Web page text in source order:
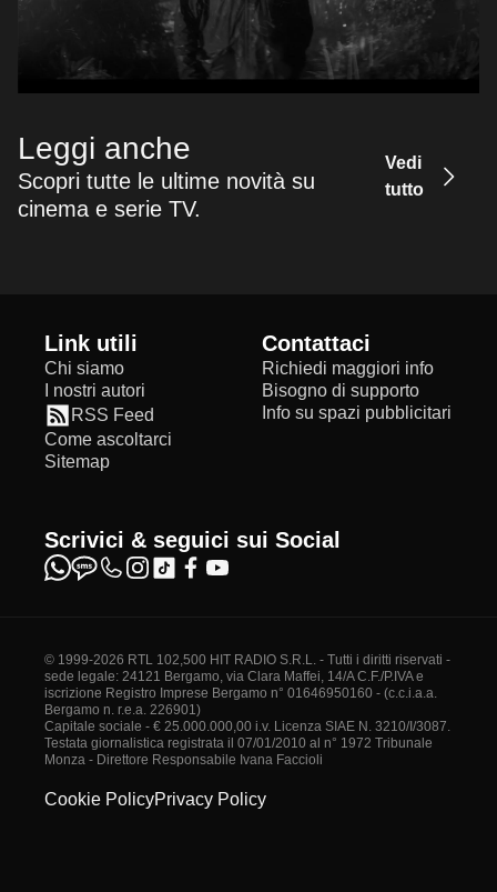
Leggi anche
Scopri tutte le ultime novità su
cinema e serie TV.
Vedi
tutto
Link utili
Chi siamo
I nostri autori
RSS Feed
Come ascoltarci
Sitemap
Contattaci
Richiedi maggiori info
Bisogno di supporto
Info su spazi pubblicitari
Scrivici & seguici sui Social
© 1999-2026 RTL 102,500 HIT RADIO S.R.L. - Tutti i diritti riservati -
sede legale: 24121 Bergamo, via Clara Maffei, 14/A C.F./P.IVA e
iscrizione Registro Imprese Bergamo n° 01646950160 - (c.c.i.a.a.
Bergamo n. r.e.a. 226901)
Capitale sociale - € 25.000.000,00 i.v. Licenza SIAE N. 3210/I/3087.
Testata giornalistica registrata il 07/01/2010 al n° 1972 Tribunale
Monza - Direttore Responsabile Ivana Faccioli
Cookie PolicyPrivacy Policy